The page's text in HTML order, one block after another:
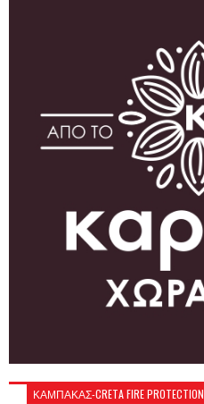
ΚΑΜΠΑΚΑΣ-CRETA FIRE PROTECTION